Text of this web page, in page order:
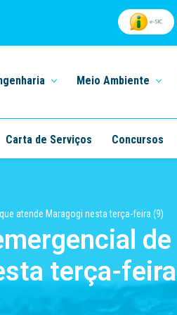
Meio Ambiente
Carta de Serviços Concursos
atende Maragogi nesta terça-feira (9)
de
terça-feira